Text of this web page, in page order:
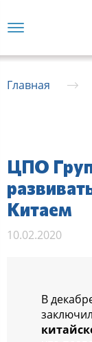
Главная
ЦПО
Китаем
10.02.2020
В